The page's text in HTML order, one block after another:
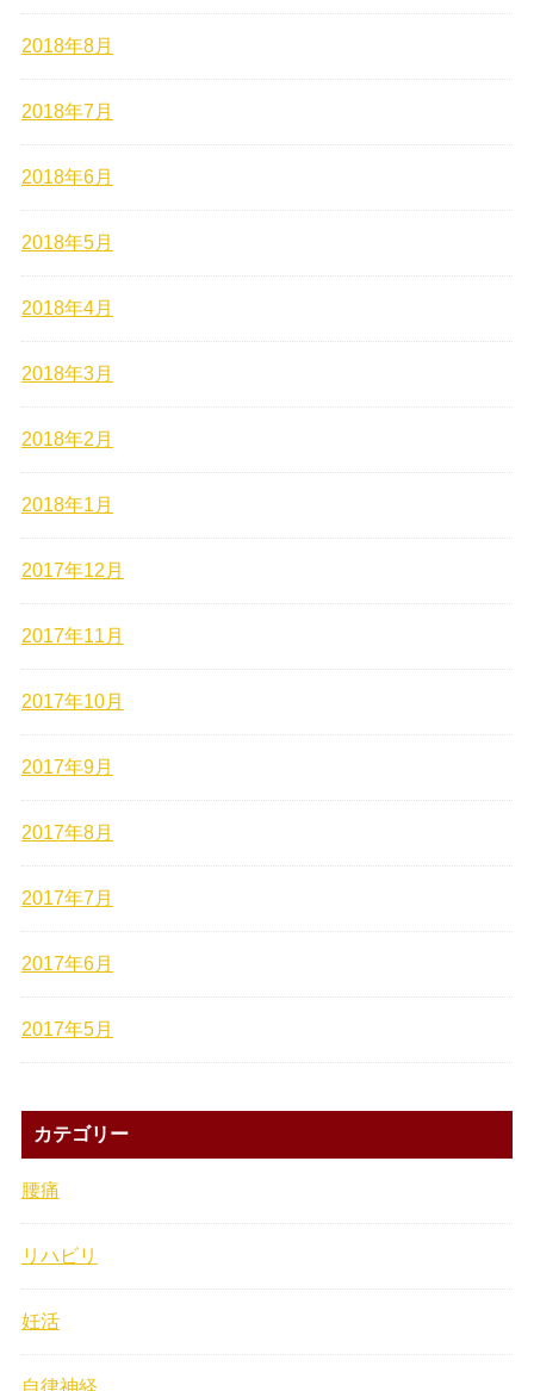
2018年8月
2018年7月
2018年6月
2018年5月
2018年4月
2018年3月
2018年2月
2018年1月
2017年12月
2017年11月
2017年10月
2017年9月
2017年8月
2017年7月
2017年6月
2017年5月
カテゴリー
腰痛
リハビリ
妊活
自律神経